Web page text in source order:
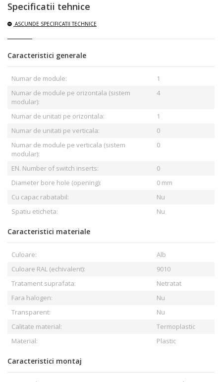
Specificatii tehnice
ASCUNDE SPECIFICATII TECHNICE
Caracteristici generale
Numar de module:
1
Numar de module pe orizontala (sistem
modular):
4
Numar de unitati pe orizontala:
1
Numar de unitati pe verticala:
0
Numar de module pe verticala (sistem
modular):
0
EN. Number of switch inserts:
0
Diameter bore hole (opening):
0 mm
Cu capac rabatabil:
Nu
Spatiu eticheta:
Nu
Caracteristici materiale
Culoare:
Alb
Culoare RAL (echivalent):
9010
Tratament suprafata:
Netratat
Fara halogen:
Nu
Transparent:
Nu
Calitate material:
Termoplastic
Material:
Plastic
Caracteristici montaj